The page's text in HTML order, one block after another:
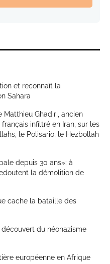
et reconnaît la
Sahara
Matthieu Ghadiri, ancien
infiltré en Iran, sur les
le Polisario, le Hezbollah
depuis 30 ans»: à
la démolition de
cache la bataille des
du néonazisme
européenne en Afrique